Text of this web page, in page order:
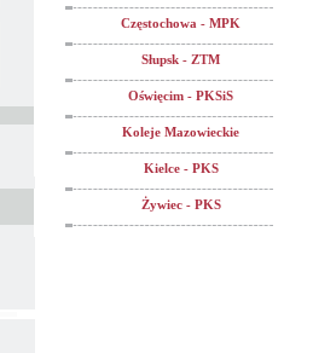
Częstochowa - MPK
Słupsk - ZTM
Oświęcim - PKSiS
Koleje Mazowieckie
Kielce - PKS
Żywiec - PKS